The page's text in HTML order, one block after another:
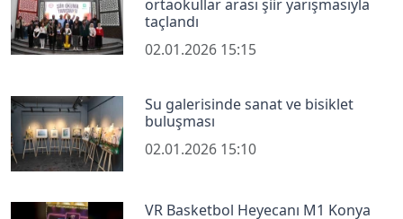
ortaokullar arası şiir yarışmasıyla
taçlandı
02.01.2026 15:15
Su galerisinde sanat ve bisiklet
buluşması
02.01.2026 15:10
VR Basketbol Heyecanı M1 Konya